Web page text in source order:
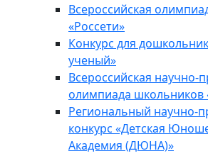
Всероссийская
«Россети»
Конкурс для
ученый»
Всероссийская научно-
олимпиада школьников
Региональный научно-
конкурс «Детская
Академия (ДЮНА)»